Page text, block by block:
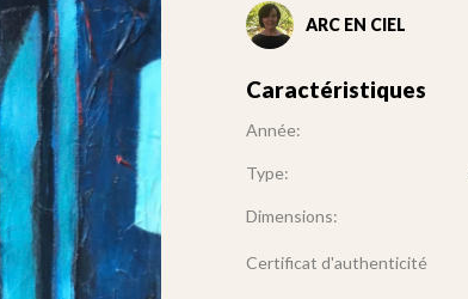
ARC EN CIEL
Caractéristiques
Année:
Type:
Dimensions:
Certificat d'authenticité